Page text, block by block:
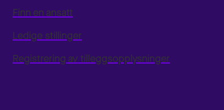
Finn en ansatt
Ledige stillinger
Registrering av tilleggsopplysninger